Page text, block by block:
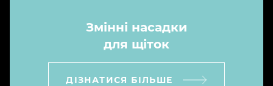
Змінні насадки
для щіток
ДІЗНАТИСЯ БІЛЬШЕ